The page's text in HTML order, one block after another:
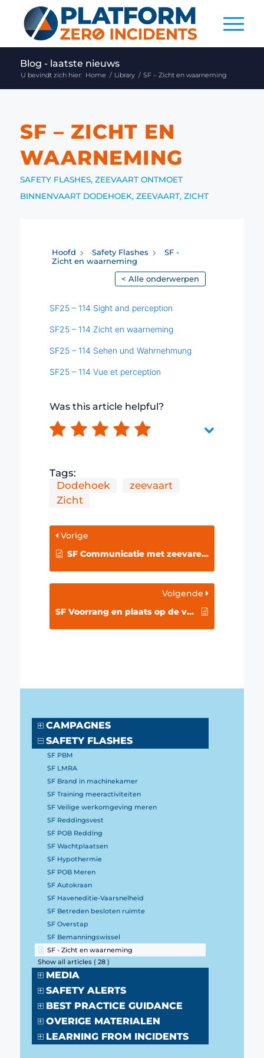
Blog - laatste nieuws
U bevindt zich hier: Home / Library / SF – Zicht en waarneming
SF – ZICHT EN
WAARNEMING
SAFETY FLASHES, ZEEVAART ONTMOET
BINNENVAART DODEHOEK, ZEEVAART, ZICHT
CAMPAGNES
SAFETY FLASHES
SF PBM
SF LMRA
SF Brand in machinekamer
SF Training meeractiviteiten
SF Veilige werkomgeving meren
SF Reddingsvest
SF POB Redding
SF Wachtplaatsen
SF Hypothermie
SF POB Meren
SF Autokraan
SF Haveneditie-Vaarsnelheid
SF Betreden besloten ruimte
SF Overstap
SF Bemanningswissel
SF - Zicht en waarneming
Show all articles( 28 )
MEDIA
SAFETY ALERTS
BEST PRACTICE GUIDANCE
OVERIGE MATERIALEN
LEARNING FROM INCIDENTS
Hoofd Safety Flashes
SF -
Zicht en waarneming
< Alle onderwerpen
SF25 – 114 Sight and perception
SF25 – 114 Zicht en waarneming
SF25 – 114 Sehen und Wahrnehmung
SF25 – 114 Vue et perception
Was this article helpful?
Tags:
Dodehoek
zeevaart
Zicht
Vorige
SF Communicatie met zeevarende schepen
Volgende
SF Voorrang en plaats op de vaarweg